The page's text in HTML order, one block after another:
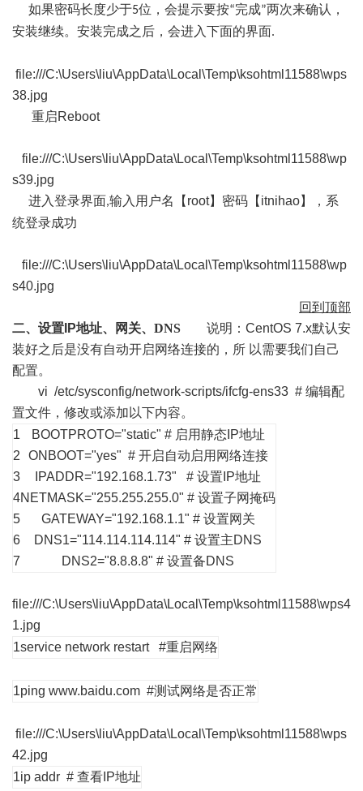
如果密码长度少于5位，会提示要按“完成”两次来确认，
安装继续。安装完成之后，会进入下面的界面.
file:///C:\Users\liu\AppData\Local\Temp\ksohtml11588\wps
38.jpg
重启Reboot
file:///C:\Users\liu\AppData\Local\Temp\ksohtml11588\wp
s39.jpg
进入登录界面,输入用户名【 root】密码【 itnihao】，系
统登录成功
file:///C:\Users\liu\AppData\Local\Temp\ksohtml11588\wp
s40.jpg
回到顶部
二、设置 IP地址、网关、 DNS 说明： CentOS 7.x默认安
装好之后是没有自动开启网络连接的，所 以需要我们自己
配置。
vi /etc/sysconfig/network-scripts/ifcfg-ens33 # 编辑配
置文件，修改或添加以下内容。
1
2
3
4
5
6
7
BOOTPROTO="static" # 启用静态IP地址
ONBOOT="yes" # 开启自动启用网络连接
IPADDR="192.168.1.73"
# 设置IP地址
NETMASK="255.255.255.0" # 设置子网掩码
GATEWAY="192.168.1.1" # 设置网关
DNS1="114.114.114.114" # 设置主DNS
DNS2="8.8.8.8" # 设置备DNS
file:///C:\Users\liu\AppData\Local\Temp\ksohtml11588\wps4
1.jpg
1service network restart #重启网络
1ping www.baidu.com #测试网络是否正常
file:///C:\Users\liu\AppData\Local\Temp\ksohtml11588\wps
42.jpg
1ip addr # 查看IP地址